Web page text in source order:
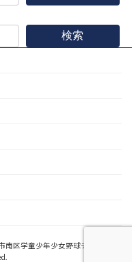
検索
区学童少年少女野球チーム All